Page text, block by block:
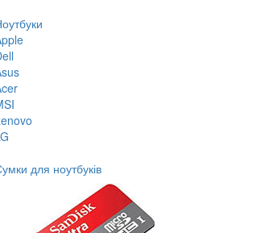
для ноутбуків